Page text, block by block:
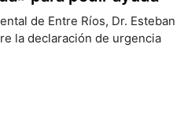
de Entre Ríos, Dr. Esteban
la declaración de urgencia